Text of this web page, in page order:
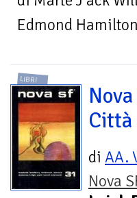
Edmond
LIBRI
Città
di AA.
Nova